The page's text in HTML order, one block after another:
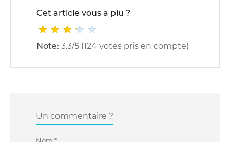
Cet article vous a plu ?
Note: 3.3/5 (124 votes pris en compte)
Un commentaire ?